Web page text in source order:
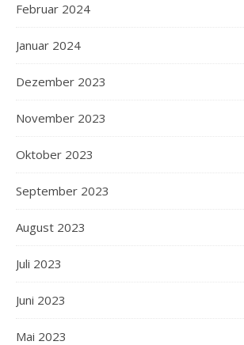
Februar 2024
Januar 2024
Dezember 2023
November 2023
Oktober 2023
September 2023
August 2023
Juli 2023
Juni 2023
Mai 2023